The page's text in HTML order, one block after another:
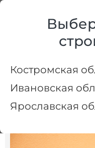
Костромская
Ивановская
Ярославская
Купитьпроект
Купить проект
выгодно и с